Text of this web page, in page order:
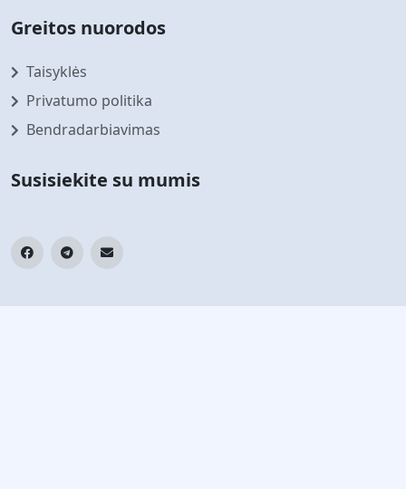
Greitos nuorodos
Taisyklės
Privatumo politika
Bendradarbiavimas
Susisiekite su mumis